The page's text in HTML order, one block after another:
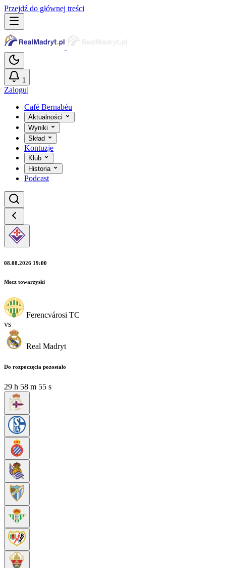
Przejdź do głównej treści
1
Zaloguj
Café Bernabéu
Aktualności
Wyniki
Skład
Kontuzje
Klub
Historia
Podcast
08.08.2026 19:00
Mecz towarzyski
Ferencvárosi TC
vs
Real Madryt
Do rozpoczęcia pozostało
29 h 58 m 53 s